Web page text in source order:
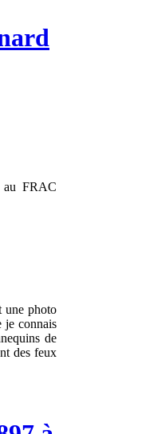
au FRAC
une photo
je connais
de
des feux